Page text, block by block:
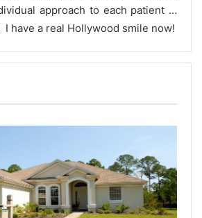
approach to each patient …
I have a real Hollywood smile now!